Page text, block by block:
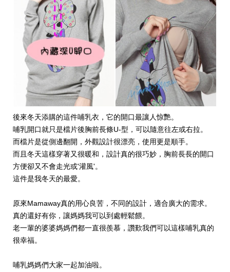
後來冬天添購的這件哺乳衣，它的開口最讓人惊艷。
哺乳開口就只是檔片後胸前長條U-型，可以隨意往左或右拉。
而檔片是從側邊翻開，外觀設計很漂亮，使用更是順手。
而且冬天這樣穿著又很暖和，設計真的很巧妙，胸前長長的開口
方便卻又不會走光或'灌風'。
這件是我冬天的最愛。
原來Mamaway真的用心良苦，不同的設計，適合廣大的需求。
真的還好有你，讓媽媽我可以到處輕鬆餵。
老一輩的婆婆媽媽們都一直很羨慕，讚歎我們可以這樣哺乳真的
很幸福。
哺乳媽媽們大家一起加油啦。